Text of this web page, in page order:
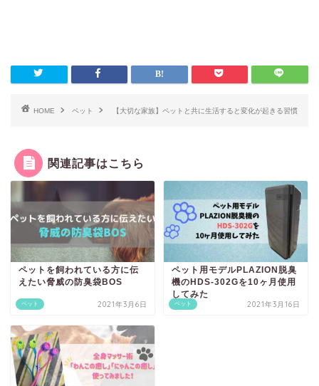
HOME ペット 【大切な家族】ペットと共に生活すると変化が起きる習慣
関連記事はこちら
ペット
ペットを飼われている方に伝
えたい脅威の防臭袋BOS
2021年3月6日 ペット
ペット用モデルPLAZION脱臭
機のHDS-302Gを10ヶ月使用
してみた
2021年3月16日